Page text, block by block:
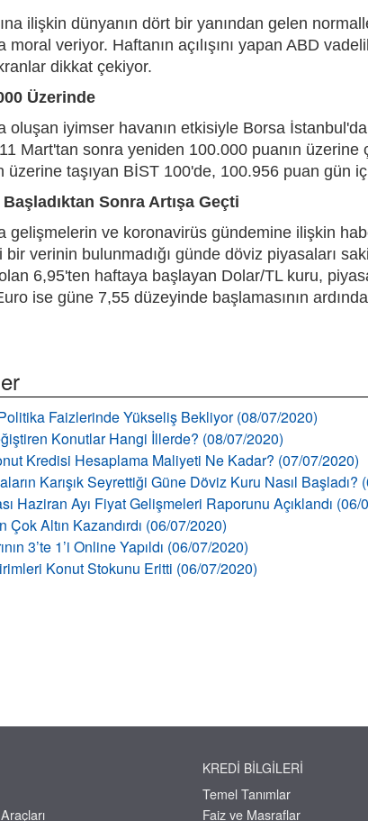
ilişkin dünyanın dört bir yanından gelen
veriyor. Haftanın açılışını yapan ABD
dikkat çekiyor.
Üzerinde
oluşan iyimser havanın etkisiyle Borsa
Mart'tan sonra yeniden 100.000 puanın üzerine
üzerine taşıyan BİST 100'de, 100.956 puan gün
Sonra Artışa Geçti
gelişmelerin ve koronavirüs gündemine ilişkin
verinin bulunmadığı günde döviz piyasaları
6,95'ten haftaya başlayan Dolar/TL kuru,
ise güne 7,55 düzeyinde başlamasının
Faizlerinde Yükseliş Bekliyor (08/07/2020)
Konutlar Hangi İllerde? (08/07/2020)
Kredisi Hesaplama Maliyeti Ne Kadar? (07/07/2020)
Karışık Seyrettiği Güne Döviz Kuru Nasıl Başladı?
Haziran Ayı Fiyat Gelişmeleri Raporunu Açıklandı (06/
Çok Altın Kazandırdı (06/07/2020)
3’te 1’i Online Yapıldı (06/07/2020)
Konut Stokunu Eritti (06/07/2020)
KREDI BILGILERI
Temel Tanımlar
Faiz ve Masraflar